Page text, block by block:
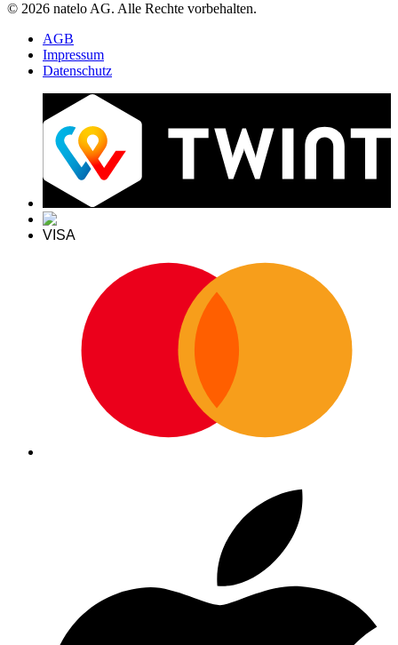
© 2026 natelo AG. Alle Rechte vorbehalten.
AGB
Impressum
Datenschutz
VISA